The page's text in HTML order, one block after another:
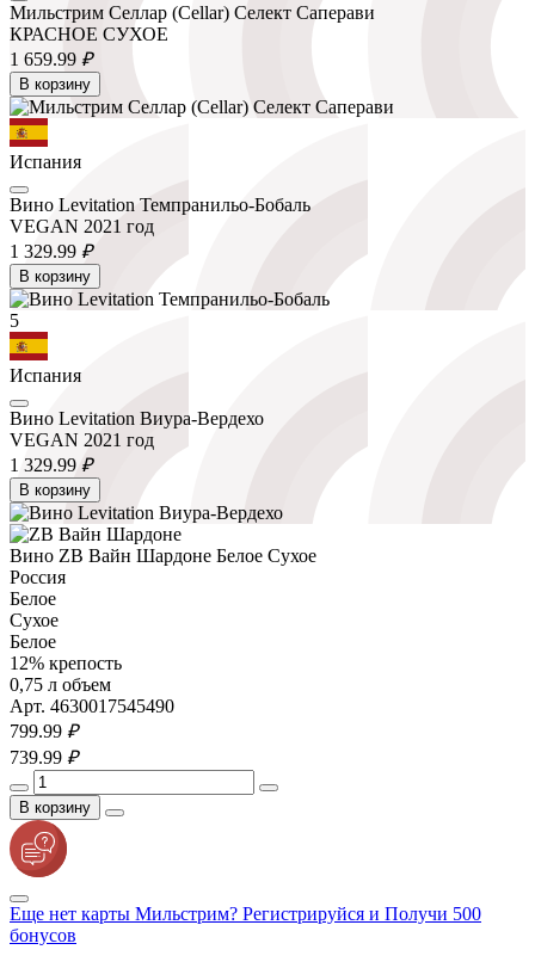
Мильстрим Селлар (Cellar) Селект Саперави
КРАСНОЕ СУХОЕ
1 659.99 ₽
В корзину
Испания
Вино Levitation Темпранильо-Бобаль
VEGAN 2021 год
1 329.99 ₽
В корзину
5
Испания
Вино Levitation Виура-Вердехо
VEGAN 2021 год
1 329.99 ₽
В корзину
Вино ZB Вайн Шардоне Белое Сухое
Россия
Белое
Сухое
Белое
12% крепость
0,75 л объем
Арт. 4630017545490
799.99 ₽
739.99 ₽
В корзину
Еще нет карты Мильстрим? Регистрируйся и Получи 500
бонусов